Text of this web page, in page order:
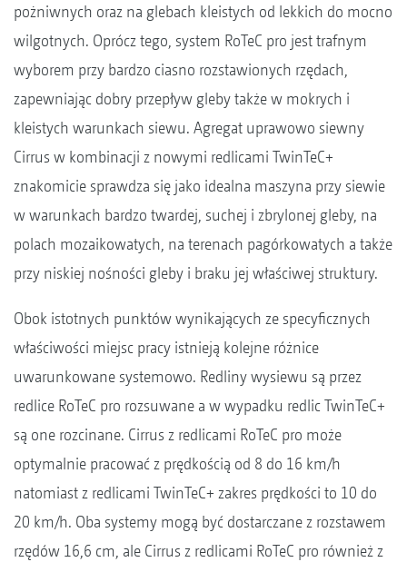
pożniwnych oraz na glebach kleistych od lekkich do mocno
wilgotnych. Oprócz tego, system RoTeC pro jest trafnym
wyborem przy bardzo ciasno rozstawionych rzędach,
zapewniając dobry przepływ gleby także w mokrych i
kleistych warunkach siewu. Agregat uprawowo siewny
Cirrus w kombinacji z nowymi redlicami TwinTeC+
znakomicie sprawdza się jako idealna maszyna przy siewie
w warunkach bardzo twardej, suchej i zbrylonej gleby, na
polach mozaikowatych, na terenach pagórkowatych a także
przy niskiej nośności gleby i braku jej właściwej struktury.
Obok istotnych punktów wynikających ze specyficznych
właściwości miejsc pracy istnieją kolejne różnice
uwarunkowane systemowo. Redliny wysiewu są przez
redlice RoTeC pro rozsuwane a w wypadku redlic TwinTeC+
są one rozcinane. Cirrus z redlicami RoTeC pro może
optymalnie pracować z prędkością od 8 do 16 km/h
natomiast z redlicami TwinTeC+ zakres prędkości to 10 do
20 km/h. Oba systemy mogą być dostarczane z rozstawem
rzędów 16,6 cm, ale Cirrus z redlicami RoTeC pro również z